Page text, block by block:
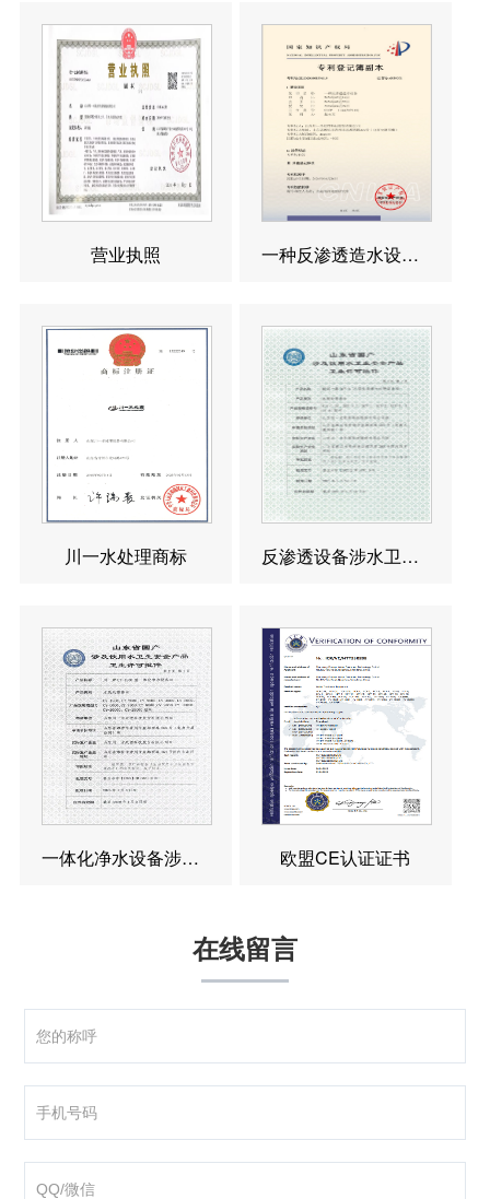
营业执照 一种反渗透造水设备发明专利
川一水处理商标 反渗透设备涉水卫生许可批件
一体化净水设备涉水卫生许可批件 欧盟CE认证证书
在线留言